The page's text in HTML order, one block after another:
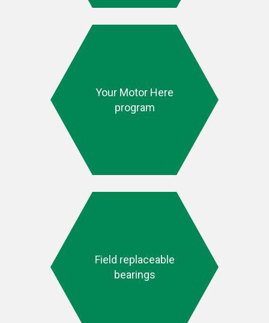
Your Motor Here
program
Field replaceable
bearings